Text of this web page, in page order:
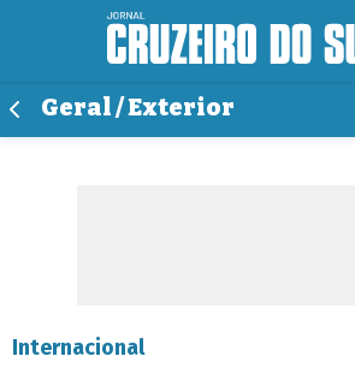
Geral / Exterior
Internacional